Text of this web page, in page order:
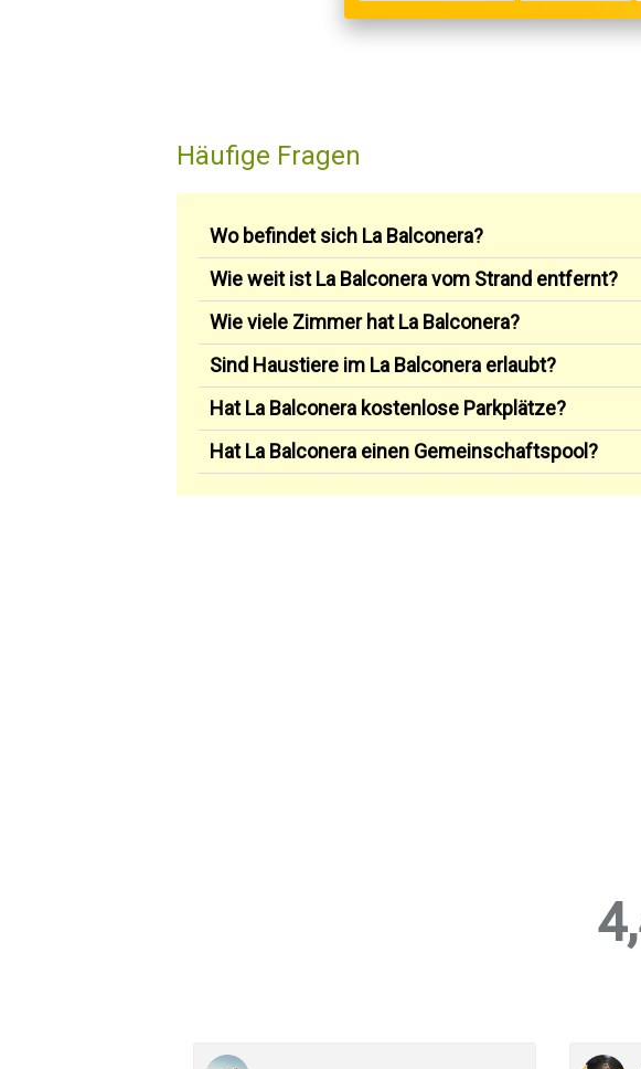
Häufige Fragen
Wo befindet sich La Balconera?
Wie weit ist La Balconera vom Strand entfernt?
Wie viele Zimmer hat La Balconera?
Sind Haustiere im La Balconera erlaubt?
Hat La Balconera kostenlose Parkplätze?
Hat La Balconera einen Gemeinschaftspool?